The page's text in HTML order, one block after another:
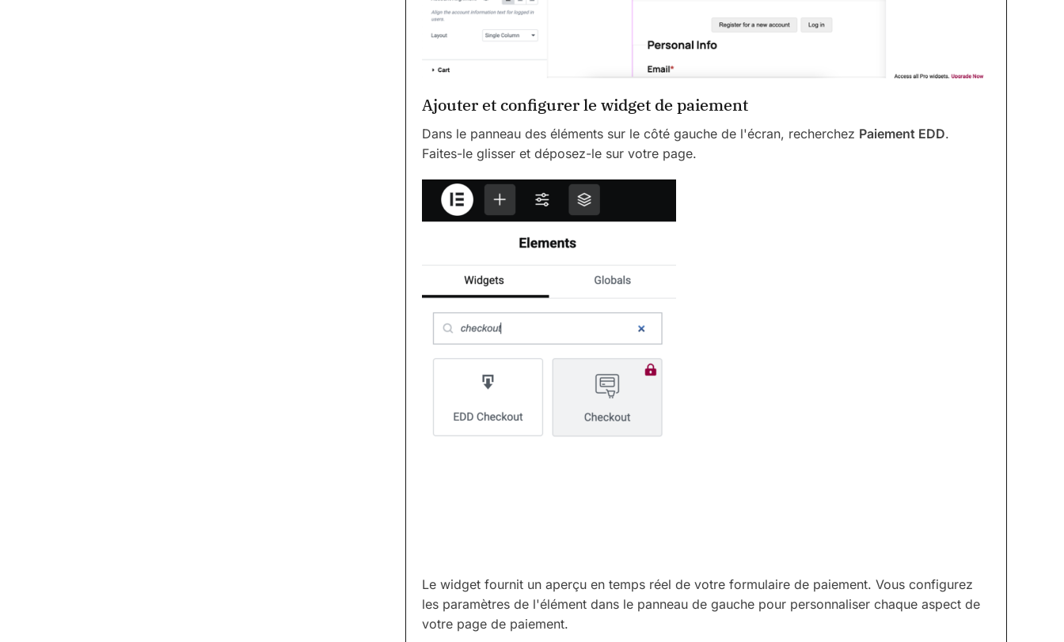
Ajouter et configurer le widget de paiement
Dans le panneau des éléments sur le côté gauche de l'écran, recherchez Paiement EDD.
Faites-le glisser et déposez-le sur votre page.
Le widget fournit un aperçu en temps réel de votre formulaire de paiement. Vous configurez
les paramètres de l'élément dans le panneau de gauche pour personnaliser chaque aspect de
votre page de paiement.